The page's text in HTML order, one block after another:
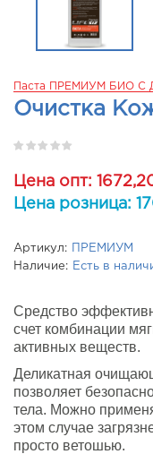
Паста ПРЕМИУМ БИО С
Очистка
Цена опт:
Цена розница:
Артикул:
ПРЕМИУМ
Наличие:
Есть в
Средство
счет комбинации
активных веществ.
Деликатная
позволяет
тела. Можно
этом случае
просто ветошью.